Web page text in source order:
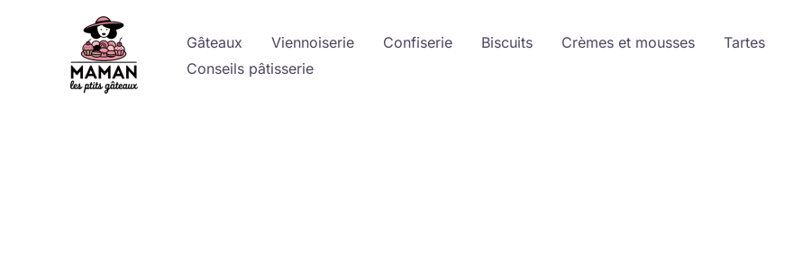
Gâteaux Viennoiserie Confiserie Biscuits Crèmes et mousses Tartes
Conseils pâtisserie